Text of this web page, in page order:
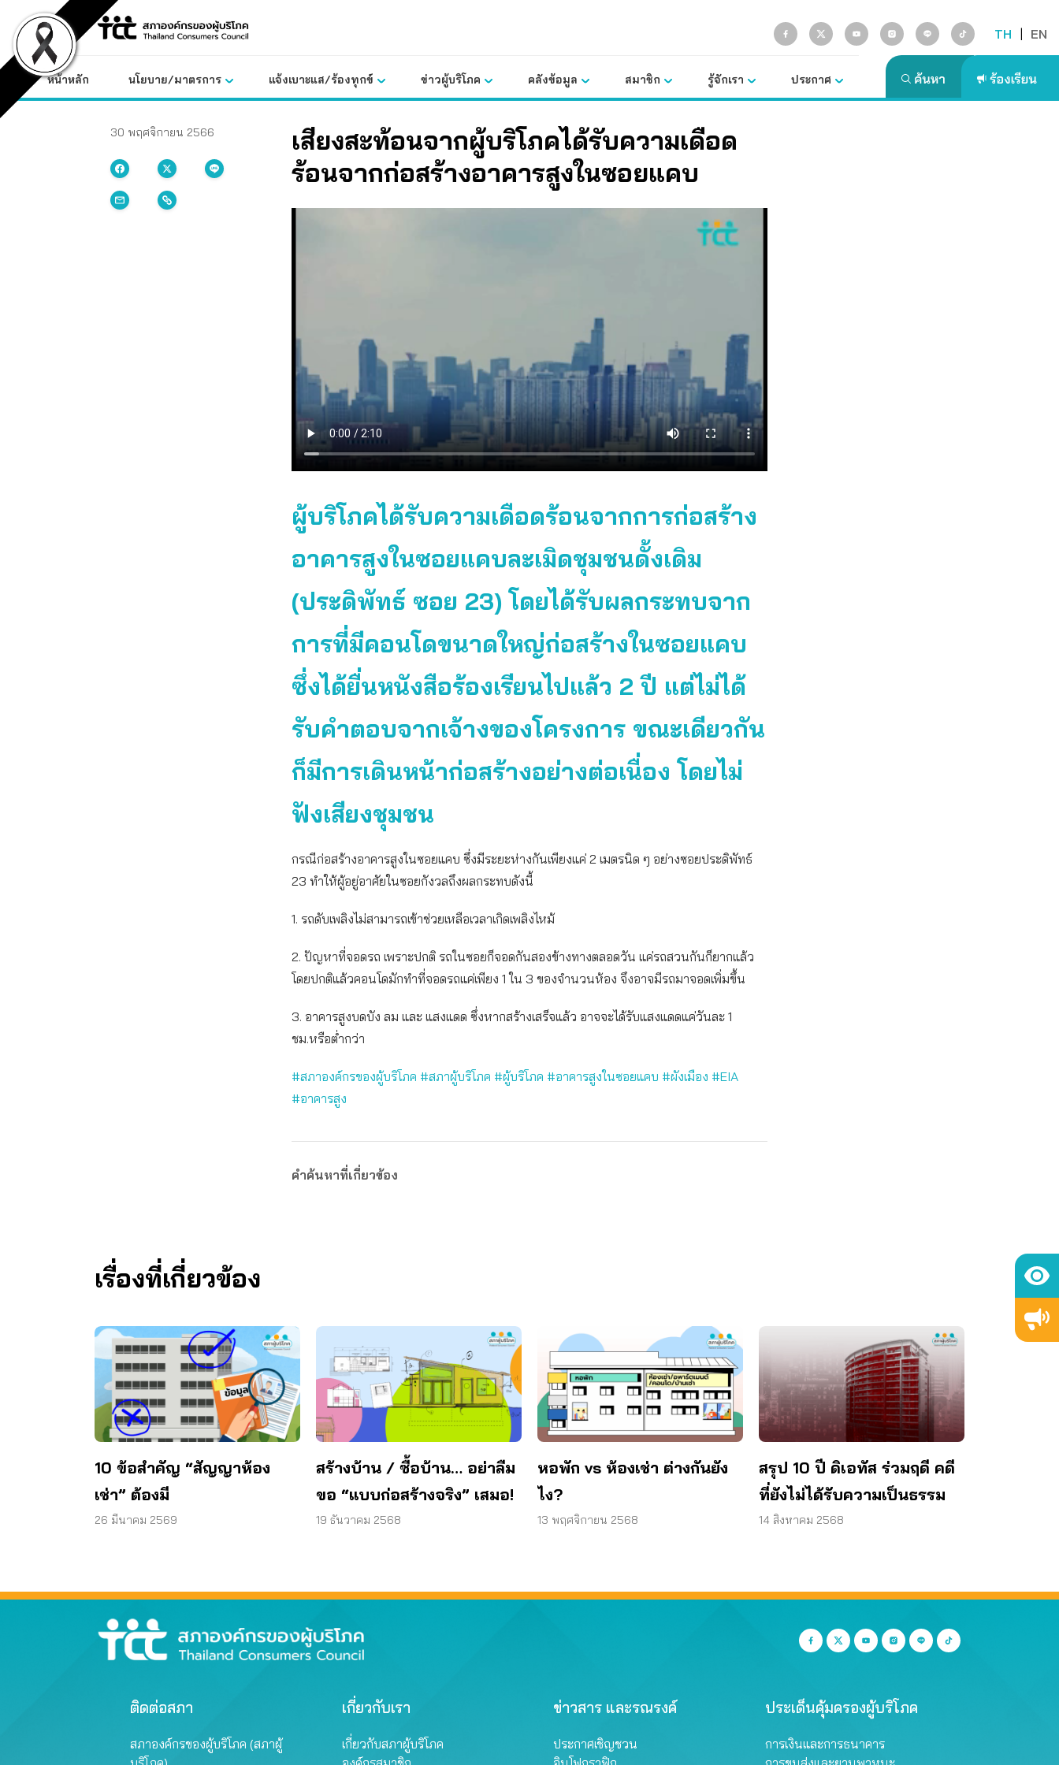
content
TH | EN
หน้าหลัก นโยบาย/มาตรการ แจ้งเบาะแส/ร้องทุกข์ ข่าวผู้บริโภค คลังข้อมูล สมาชิก รู้จักเรา ประกาศ
30 พฤศจิกายน 2566
เสียงสะท้อนจากผู้บริโภคได้รับความเดือด
ร้อนจากก่อสร้างอาคารสูงในซอยแคบ
ผู้บริโภคได้รับความเดือดร้อนจากการก่อสร้าง
อาคารสูงในซอยแคบละเมิดชุมชนดั้งเดิม
(ประดิพัทธ์ ซอย 23) โดยได้รับผลกระทบจาก
การที่มีคอนโดขนาดใหญ่ก่อสร้างในซอยแคบ
ซึ่งได้ยื่นหนังสือร้องเรียนไปแล้ว 2 ปี แต่ไม่ได้
รับคำตอบจากเจ้างของโครงการ ขณะเดียวกัน
ก็มีการเดินหน้าก่อสร้างอย่างต่อเนื่อง โดยไม่
ฟังเสียงชุมชน
กรณีก่อสร้างอาคารสูงในซอยแคบ ซึ่งมีระยะห่างกันเพียงแค่ 2 เมตรนิด ๆ อย่างซอยประดิพัทธ์
23 ทำให้ผู้อยู่อาศัยในซอยกังวลถึงผลกระทบดังนี้
1. รถดับเพลิงไม่สามารถเข้าช่วยเหลือเวลาเกิดเพลิงไหม้
2. ปัญหาที่จอดรถ เพราะปกติ รถในซอยก็จอดกันสองข้างทางตลอดวัน แค่รถสวนกันก็ยากแล้ว
โดยปกติแล้วคอนโดมักทำที่จอดรถแค่เพียง 1 ใน 3 ของจำนวนห้อง จึงอาจมีรถมาจอดเพิ่มขึ้น
3. อาคารสูงบดบัง ลม และ แสงแดด ซึ่งหากสร้างเสร็จแล้ว อาจจะได้รับแสงแดดแค่วันละ 1
ชม.หรือต่ำกว่า
#สภาองค์กรของผู้บริโภค #สภาผู้บริโภค #ผู้บริโภค #อาคารสูงในซอยแคบ #ผังเมือง #EIA
#อาคารสูง
คำค้นหาที่เกี่ยวข้อง
เรื่องที่เกี่ยวข้อง
10 ข้อสำคัญ “สัญญาห้อง
เช่า” ต้องมี
26 มีนาคม 2569
สร้างบ้าน / ซื้อบ้าน… อย่าลืม
ขอ “แบบก่อสร้างจริง” เสมอ!
19 ธันวาคม 2568
หอพัก vs ห้องเช่า ต่างกันยัง
ไง?
13 พฤศจิกายน 2568
สรุป 10 ปี ดิเอทัส ร่วมฤดี คดี
ที่ยังไม่ได้รับความเป็นธรรม
14 สิงหาคม 2568
ติดต่อสภา
สภาองค์กรของผู้บริโภค (สภาผู้
เกี่ยวกับเรา
เกี่ยวกับสภาผู้บริโภค
ข่าวสาร และรณรงค์
ประกาศเชิญชวน
ประเด็นคุ้มครองผู้บริโภค
การเงินและการธนาคาร